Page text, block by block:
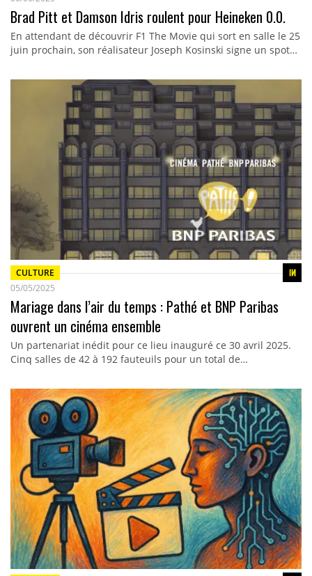
Brad Pitt et Damson Idris roulent pour Heineken 0.0.
En attendant de découvrir F1 The Movie qui sort en salle le 25
juin prochain, son réalisateur Joseph Kosinski signe un spot…
CULTURE
05/05/2025
Mariage dans l’air du temps : Pathé et BNP Paribas
ouvrent un cinéma ensemble
Un partenariat inédit pour ce lieu inauguré ce 30 avril 2025.
Cinq salles de 42 à 192 fauteuils pour un total de…